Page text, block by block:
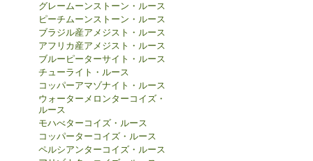
グレームーンストーン・ルース
ピーチムーンストーン・ルース
ブラジル産アメジスト・ルース
アフリカ産アメジスト・ルース
ブルーピーターサイト・ルース
チューライト・ルース
コッパーアマゾナイト・ルース
ウォーターメロンターコイズ・
ルース
モハべターコイズ・ルース
コッパーターコイズ・ルース
ペルシアンターコイズ・ルース